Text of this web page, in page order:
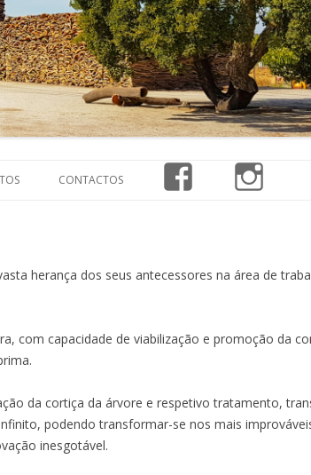
CONTACTOS FACEBOOK
herança dos seus antecessores na área de
com capacidade de viabilização e promoção da
da cortiça da árvore e respetivo tratamento,
podendo transformar-se nos mais
inesgotável.